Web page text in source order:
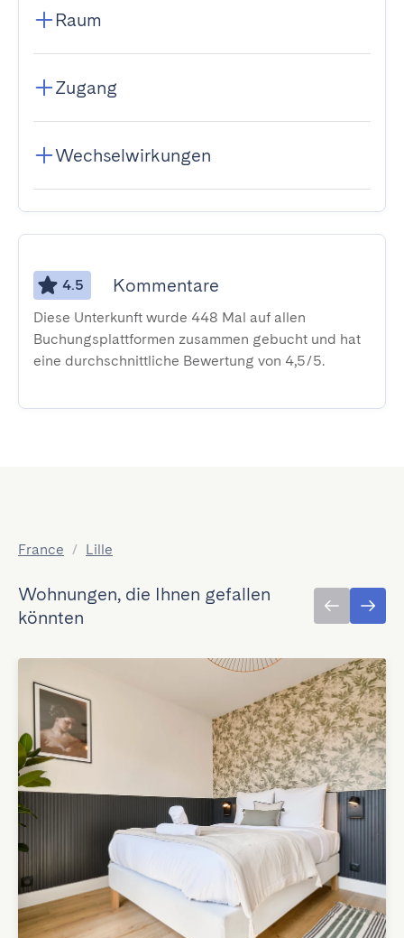
Raum
Zugang
Wechselwirkungen
4.5 Kommentare
Diese Unterkunft wurde 448 Mal auf allen
Buchungsplattformen zusammen gebucht und hat
eine durchschnittliche Bewertung von 4,5/5.
France / Lille
Wohnungen, die Ihnen gefallen
könnten